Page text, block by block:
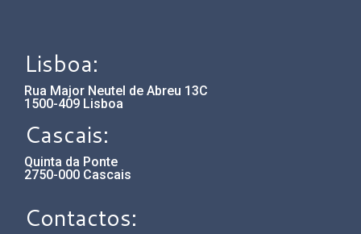
Lisboa:
Rua Major Neutel de Abreu 13C
1500-409 Lisboa
Cascais:
Quinta da Ponte
2750-000 Cascais
Contactos: